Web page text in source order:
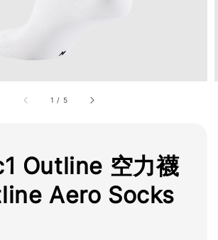
1 / 5
Outline 空力襪
Aero Socks